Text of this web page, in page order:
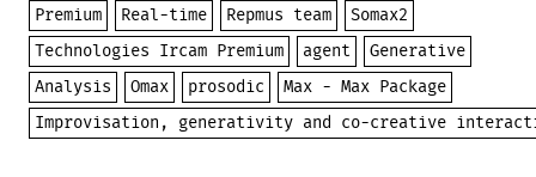
Premium
Real-time Repmus team
Somax2
Technologies Ircam Premium
agent
Generative
Analysis
Omax prosodic
Max - Max Package
Improvisation, generativity and co-creative